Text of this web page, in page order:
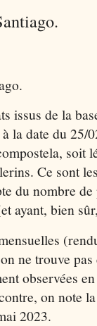
issus de la
la date du
soit
Ce sont
du nombre
ayant, bien
ne trouve
observées
on note
2023.